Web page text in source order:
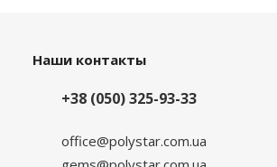
Наши контакты
+38 (050) 325-93-33
office@polystar.com.ua